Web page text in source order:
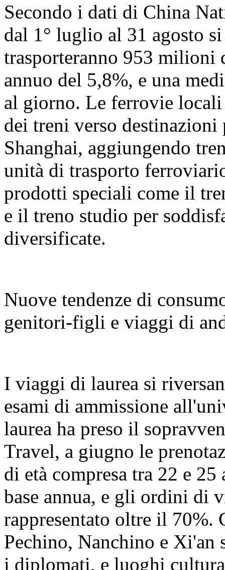
Secondo i dati di China
dal 1° luglio al 31 agosto
trasporteranno 953 milioni
annuo del 5,8%, e una
al giorno. Le ferrovie locali
dei treni verso
Shanghai, aggiungendo
unità di trasporto
prodotti speciali come il
e il treno studio per
diversificate.
Nuove tendenze di
genitori-figli e viaggi di
I viaggi di laurea si
esami di ammissione
laurea ha preso il
Travel, a giugno le
di età compresa tra 22 e
base annua, e gli ordini di
rappresentato oltre il 70%.
Pechino, Nanchino e Xi'an
i diplomati, e luoghi